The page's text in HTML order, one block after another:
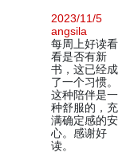
2023/11/5
angsila
每周上好读看
看是否有新
书，这已经成
了一个习惯。
这种陪伴是一
种舒服的，充
满确定感的安
心。感谢好
读。